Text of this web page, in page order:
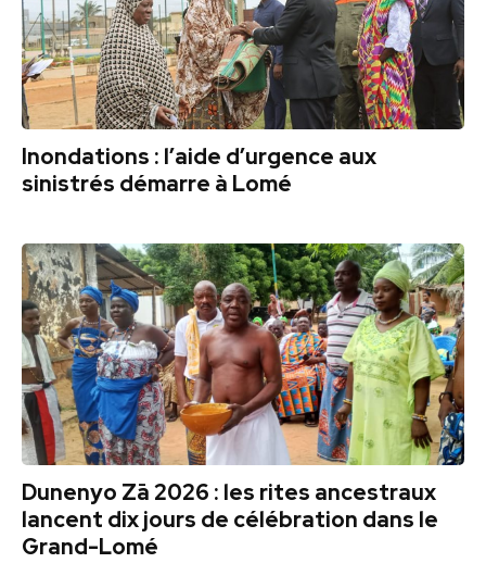
Inondations : l’aide d’urgence aux
sinistrés démarre à Lomé
Dunenyo Zā 2026 : les rites ancestraux
lancent dix jours de célébration dans le
Grand-Lomé